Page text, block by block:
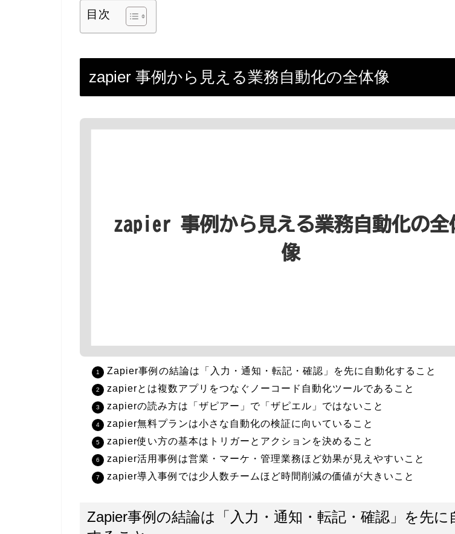
目次
zapier 事例から見える業務自動化の全体像
Zapier事例の結論は「入力・通知・転記・確認」を先に自動化すること
zapierとは複数アプリをつなぐノーコード自動化ツールであること
zapierの読み方は「ザピアー」で「ザピエル」ではないこと
zapier無料プランは小さな自動化の検証に向いていること
zapier使い方の基本はトリガーとアクションを決めること
zapier活用事例は営業・マーケ・管理業務ほど効果が見えやすいこと
zapier導入事例では少人数チームほど時間削減の価値が大きいこと
Zapier事例の結論は「入力・通知・転記・確認」を先に